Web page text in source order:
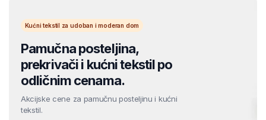
Kućni tekstil za udoban i moderan dom
Pamučna posteljina,
prekrivači i kućni tekstil po
odličnim cenama.
Akcijske cene za pamučnu posteljinu i kućni
tekstil.